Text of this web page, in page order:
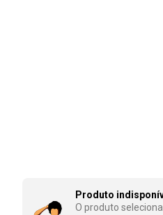
Produto
O produto